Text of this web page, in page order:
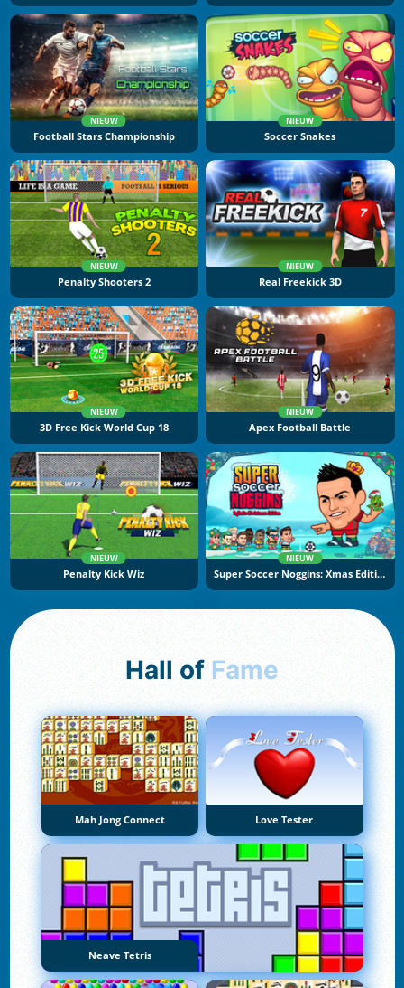
NIEUW
Football Stars Championship
NIEUW
Soccer Snakes
NIEUW
Penalty Shooters 2
NIEUW
Real Freekick 3D
NIEUW
3D Free Kick World Cup 18
NIEUW
Apex Football Battle
NIEUW
Penalty Kick Wiz
NIEUW
Super Soccer Noggins: Xmas Edition
Hall of Fame
Mah Jong Connect Love Tester
Neave Tetris